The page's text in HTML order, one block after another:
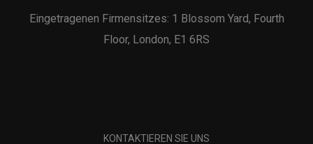
Eingetragenen Firmensitzes: 1 Blossom Yard, Fourth
Floor, London, E1 6RS
KONTAKTIEREN SIE UNS